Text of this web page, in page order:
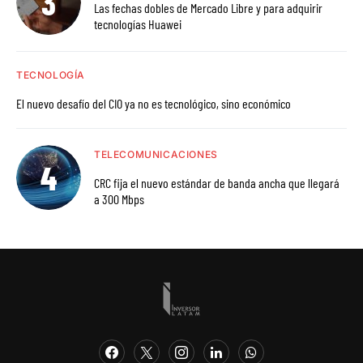
Las fechas dobles de Mercado Libre y para adquirir
tecnologías Huawei
TECNOLOGÍA
El nuevo desafío del CIO ya no es tecnológico, sino económico
TELECOMUNICACIONES
CRC fija el nuevo estándar de banda ancha que llegará
a 300 Mbps